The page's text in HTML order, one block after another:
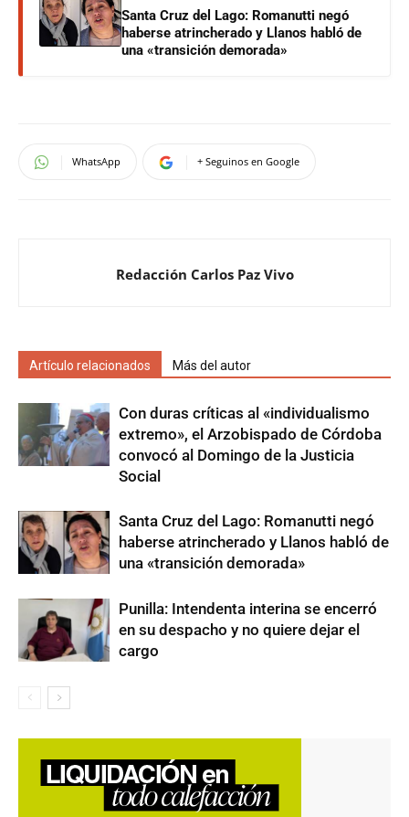
Santa Cruz del Lago: Romanutti negó
haberse atrincherado y Llanos habló de
una «transición demorada»
WhatsApp + Seguinos en Google
Redacción Carlos Paz Vivo
Artículo relacionados Más del autor
Con duras críticas al «individualismo
extremo», el Arzobispado de Córdoba
convocó al Domingo de la Justicia
Social
Santa Cruz del Lago: Romanutti negó
haberse atrincherado y Llanos habló de
una «transición demorada»
Punilla: Intendenta interina se encerró
en su despacho y no quiere dejar el
cargo